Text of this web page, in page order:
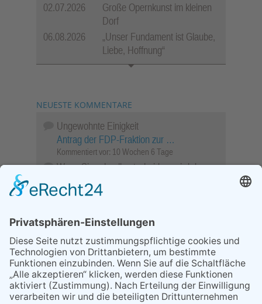
02.07.2026
Große Opernkunst im kleinen
Dorf
06.08.2026
„Unser Fundament ist Glaube,
Liebe, Hoffnung“
NEUESTE KOMMENTARE
Ungewohnte Einigkeit
Antrag der FDP-Fraktion zur …
Kommentiert vor: 10 Wochen 6 Tage
Wenn Sie schnell entscheiden, wird das
Objekt …
Bahnübergang Rüdesheim
Sperrung für Wassersportler schlägt hohe
Wellen
Sperrung der Stillgewässer
Kommentiert vor: 1 Jahr 50 Wochen
Literarischer Rückblick
Alte Schule
Kommentiert vor: 3 Jahre 18 Wochen